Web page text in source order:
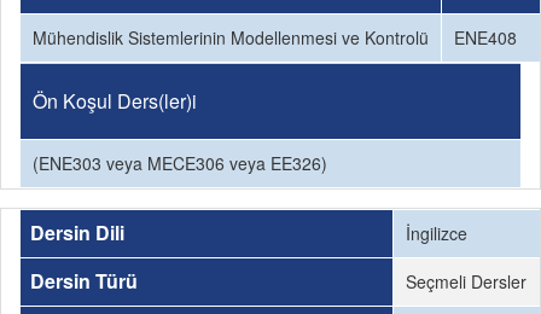
Mühendislik Sistemlerinin Modellenmesi ve Kontrolü ENE408
Ön Koşul Ders(ler)i
(ENE303 veya MECE306 veya EE326)
Dersin Dili İngilizce
Dersin Türü Seçmeli Dersler